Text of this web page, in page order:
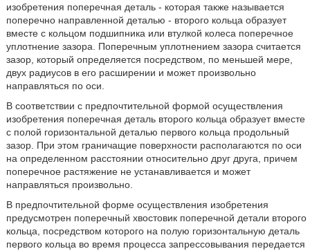
изобретения поперечная деталь - которая также называется
поперечно направленной деталью - второго кольца образует
вместе с кольцом подшипника или втулкой колеса поперечное
уплотнение зазора. Поперечным уплотнением зазора считается
зазор, который определяется посредством, по меньшей мере,
двух радиусов в его расширении и может произвольно
направляться по оси.
В соответствии с предпочтительной формой осуществления
изобретения поперечная деталь второго кольца образует вместе
с полой горизонтальной деталью первого кольца продольный
зазор. При этом граничащие поверхности располагаются по оси
на определенном расстоянии относительно друг друга, причем
поперечное растяжение не устанавливается и может
направляться произвольно.
В предпочтительной форме осуществления изобретения
предусмотрен поперечный хвостовик поперечной детали второго
кольца, посредством которого на полую горизонтальную деталь
первого кольца во время процесса запрессовывания передается